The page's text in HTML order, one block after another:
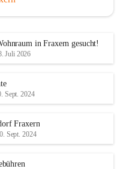
in Fraxern gesucht!
Juli 2026
Sept. 2024
Fraxern
Sept. 2024